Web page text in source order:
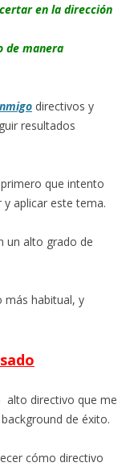
en la dirección
de manera
directivos y
resultados
que intento
aplicar este tema.
un alto grado de
más habitual, y
alto directivo que me
de éxito.
cómo directivo